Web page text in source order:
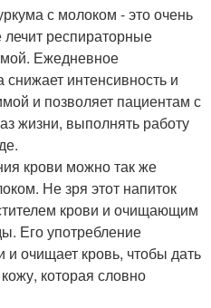
с молоком - это очень
респираторные
Ежедневное
снижает интенсивность и
и позволяет пациентам с
жизни, выполнять работу
крови можно так же
Не зря этот напиток
крови и очищающим
Его употребление
очищает кровь, чтобы дать
которая словно